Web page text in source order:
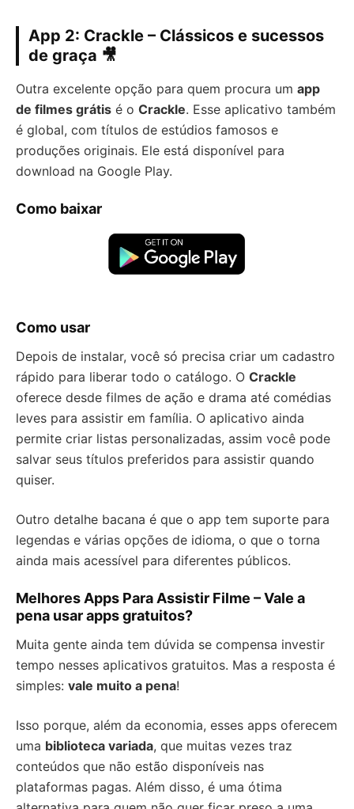
App 2: Crackle – Clássicos e sucessos
de graça 🎥
Outra excelente opção para quem procura um app
de filmes grátis é o Crackle. Esse aplicativo também
é global, com títulos de estúdios famosos e
produções originais. Ele está disponível para
download na Google Play.
Como baixar
Como usar
Depois de instalar, você só precisa criar um cadastro
rápido para liberar todo o catálogo. O Crackle
oferece desde filmes de ação e drama até comédias
leves para assistir em família. O aplicativo ainda
permite criar listas personalizadas, assim você pode
salvar seus títulos preferidos para assistir quando
quiser.
Outro detalhe bacana é que o app tem suporte para
legendas e várias opções de idioma, o que o torna
ainda mais acessível para diferentes públicos.
Melhores Apps Para Assistir Filme – Vale a
pena usar apps gratuitos?
Muita gente ainda tem dúvida se compensa investir
tempo nesses aplicativos gratuitos. Mas a resposta é
simples: vale muito a pena!
Isso porque, além da economia, esses apps oferecem
uma biblioteca variada, que muitas vezes traz
conteúdos que não estão disponíveis nas
plataformas pagas. Além disso, é uma ótima